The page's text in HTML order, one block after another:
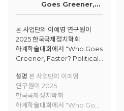
Goes Greener,
Faster? Political
the Paradox of
Renewable
Energy
Transitions
본 사업단의 이예영 연구원이
2025 한국국제정치학회
하계학술대회에서 "Who Goes
Greener, Faster? Political
of Renewable Energy
Transitions"에 대해 발표함.
설명 본 사업단의 이예영
연구원이 2025
한국국제정치학회
하계학술대회에서 "Who Goes